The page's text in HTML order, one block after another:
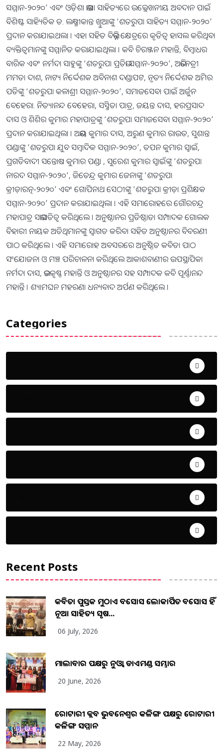
ସମ୍ମାନ-୨୦୨୦’ ଏବଂ ଓଡ଼ିଶା ଭାଷା ସାହିତ୍ୟରେ ଉଲ୍ଲେଖନୀୟ ଅବଦାନ ପାଇଁ
ବିଶିଷ୍ଟ ସାହ୍ୟିତିକ ଡ. ଲକ୍ଷ୍ମୀକାନ୍ତ ଖୁିଆଙ୍କୁ ‘ଶତରୁପା ସାହିତ୍ୟ ସମ୍ମାନ-୨୦୨୦’
ପ୍ରଦାନ କରାଯାଇଥଲା । ଏହା ସହିତ ବିଭିନ୍ନ କ୍ଷେତ୍ରରେ କୃତିତ୍ୱ ହାସଲ କରିଥିବା
ବ୍ୟକ୍ତିତ୍ୱମାନଙ୍କୁ ସମ୍ମାନିତ କରାଯାଇଥିଲା । କବି ଚିରଞ୍ଜନ ମହାନ୍ତି, ବିମ୍ବାଧର
ବାରିକ ଏବଂ ନର୍ମଦା ସାହୁଙ୍କୁ ‘ଶତରୁପା ପ୍ରତିଭା ସମ୍ମାନ-୨୦୨୦’, ଅଭିନେତ୍ରୀ
ମମତା ଦାଶ, ନାଟ୍ୟ ନିର୍ଦ୍ଦେଶକ ଅବିନାଶ ଦଣ୍ଡାପଟ, ନୃତ୍ୟ ନିର୍ଦ୍ଦେଶକ ଅମିର
ପତିଙ୍କୁ ‘ଶତରୁପା କଳାଶ୍ରୀ ସମ୍ମାନ-୨୦୨୦’, ସମାଜସେବା ପାଇଁ ଅର୍ଜୁନ
ବେହେରା. ନିତ୍ୟାନନ୍ଦ ବେହେରା, ସସ୍ମିତା ପାତ୍ର, ଜୟନ୍ତ ଦାସ, ହରପ୍ରସାଦ
ଦାସ ଓ ଶିଶିର କୁମାର ମହାପାତ୍ରଙ୍କୁ ‘ଶତରୁପା ସମାଜସେବା ସମ୍ମାନ-୨୦୨୦’
ପ୍ରଦାନ କରାଯାଇଥିଲା । ଅଭୟ କୁମାର ଦାସ, ଅରୁଣ କୁମାର ରାଉତ, ସୁଶାନ୍ତ
ପଣ୍ଡାଙ୍କୁ ‘ଶତରୁପା ଯୁବ ସମ୍ବାଦିକ ସମ୍ମାନ-୨୦୨୦’, ତପନ କୁମାର ସ୍ୱାଇଁ,
ପ୍ରଗତିବାଦୀ ସନ୍ତୋଷ କୁମାର ପଣ୍ଡା , ସୁରେଶ କୁମାର ସ୍ୱାଇଁଙ୍କୁ ‘ଶତରୁପା
ନାରଦ ସମ୍ମାନ-୨୦୨୦’, ଜିତେନ୍ଦ୍ର କୁମାର ଜେନାଙ୍କୁ ‘ଶତରୁପା
କ୍ରୀଡ଼ାରତ୍ନ-୨୦୨୦’ ଏବଂ ଗୋପିନାଥ ସେଠୀଙ୍କୁ ‘ଶତରୁପା କ୍ରୀଡ଼ା ପ୍ରଶିକ୍ଷକ
ସମ୍ମାନ-୨୦୨୦’ ପ୍ରଦାନ କରାଯାଇଥିଲା । ଏହି ସମାରୋହରେ ଗୌରଚନ୍ଦ୍ର
ମହାପାତ୍ର ସଭାପତିତ୍ୱ କରିଥିଲେ । ଅନୁଷ୍ଠାନର ପ୍ରତିଷ୍ଠାତା ସମ୍ପାଦକ ଗୋଲକ
ବିହାରୀ ନାୟକ ଅତିଥିମାନଙ୍କୁ ସ୍ୱାଗତ କରିବା ସହିତ ଅନୁଷ୍ଠାନର ବିବରଣୀ
ପାଠ କରିଥିଲେ । ଏହି ସମାରୋହ ଅବସରରେ ଅନୁଷ୍ଠିତ କବିତା ପାଠ
ସଂଯୋଜନା ଓ ମଞ୍ଚ ପରିଚାଳନା କରିଥିଲେ ଆକାଶବାଣୀର ଉପସ୍ଥାପିକା
ନର୍ମଦା ଦାସ, ଭଜକୃଷ୍ଣ ମହାନ୍ତି ଓ ଅନୁଷ୍ଠାନର ସହ ସମ୍ପାଦକ କବି ପୂର୍ଣ୍ଣାନନ୍ଦ
ମହାନ୍ତି । ଶ୍ୟାମଘନ ମହରଣା ଧନ୍ୟବାଦ ଅର୍ପଣ କରିଥିଲେ ।
Categories
Recent Posts
କବିତା ପୁସ୍ତକ ମୁଠାଏ ଅବସୋସ ଲୋକାର୍ପିତ ଅବସୋସ ହିଁ
ନୂଆ ସାହିତ୍ୟ ସୃଷ...
06 July, 2026
ମାଲାବାର ପକ୍ଷରୁ ନୁଓ୍ବା ଡାଏମଣ୍ଡ ସମ୍ଭାର
20 June, 2026
ରୋଟାରୀ କ୍ଲବ ଭୁବନେଶ୍ୱର କଳିଙ୍ଗ ପକ୍ଷରୁ ରୋଟାରୀ
କଳିଙ୍ଗ ସମ୍ମାନ
22 May, 2026